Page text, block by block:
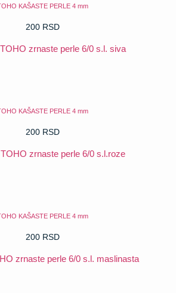
KAŠASTE PERLE 4 mm
200 RSD
zrnaste perle 6/0 s.l. siva
KAŠASTE PERLE 4 mm
200 RSD
zrnaste perle 6/0 s.l.roze
KAŠASTE PERLE 4 mm
200 RSD
zrnaste perle 6/0 s.l. maslinasta